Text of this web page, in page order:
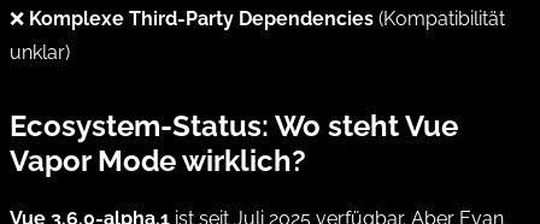
❌ Komplexe Third-Party Dependencies (Kompatibilität
unklar)
Ecosystem-Status: Wo steht Vue
Vapor Mode wirklich?
Vue 3.6.0-alpha.1 ist seit Juli 2025 verfügbar. Aber Evan